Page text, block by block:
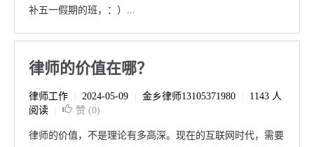
补五一假期的班，：）...
律师的价值在哪？
律师工作 2024-05-09 金乡律师13105371980
1143 人
阅读
赞 (0)
律师的价值，不是理论有多高深。现在的互联网时代，需要